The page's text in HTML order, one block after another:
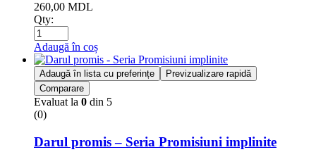
260,00 MDL
Qty:
Adaugă în coș
Adaugă în lista cu preferințe
Previzualizare rapidă
Comparare
Evaluat la 0 din 5
(0)
Darul promis – Seria Promisiuni implinite